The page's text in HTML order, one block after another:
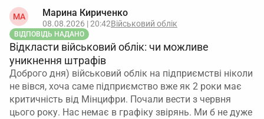
МА Марина Кириченко
08.08.2026 | 20:42Військовий облік
ВІДПОВІДЬ НАДАНО
Відкласти військовий облік: чи можливе
уникнення штрафів
Доброго дня) військовий облік на підприємстві ніколи
не вівся, хоча саме підприємство вже як 2 роки має
критичність від Мінцифри. Почали вести з червня
цього року. Нас немає в графіку звірянь. Ми б не дуже